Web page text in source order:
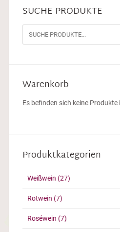
SUCHE PRODUKTE
Warenkorb
Es befinden sich keine Produkte
Produktkategorien
Weißwein (27)
Rotwein (7)
Roséwein (7)